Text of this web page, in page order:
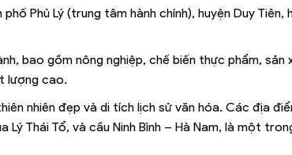
Phủ Lý (trung tâm hành chính), huyện Duy Tiên,
bao gồm nông nghiệp, chế biến thực phẩm, sản
lượng cao.
nhiên đẹp và di tích lịch sử văn hóa. Các địa
Lý Thái Tổ, và cầu Ninh Bình – Hà Nam, là một